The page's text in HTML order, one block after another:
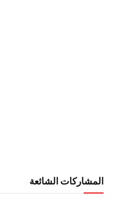
المشاركات الشائعة